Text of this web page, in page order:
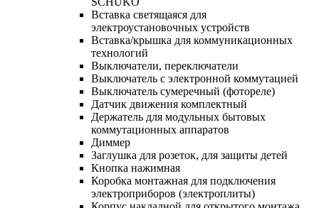
Вставка светящаяся для
электроустановочных устройств
Вставка/крышка для коммуникационных
технологий
Выключатели, переключатели
Выключатель с электронной коммутацией
Выключатель сумеречный (фотореле)
Датчик движения комплектный
Держатель для модульных бытовых
коммутационных аппаратов
Диммер
Заглушка для розеток, для защиты детей
Кнопка нажимная
Коробка монтажная для подключения
электроприборов (электроплиты)